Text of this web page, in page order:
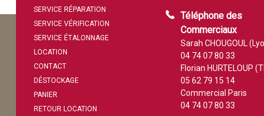
SERVICE RÉPARATION
SERVICE VÉRIFICATION
SERVICE ÉTALONNAGE
LOCATION
CONTACT
DÉSTOCKAGE
PANIER
RETOUR LOCATION
Téléphone des
Commerciaux
Sarah CHOUGOUL
04 74 07 80 33
Florian HURTELOUP
05 62 79 15 14
Commercial Paris
04 74 07 80 33